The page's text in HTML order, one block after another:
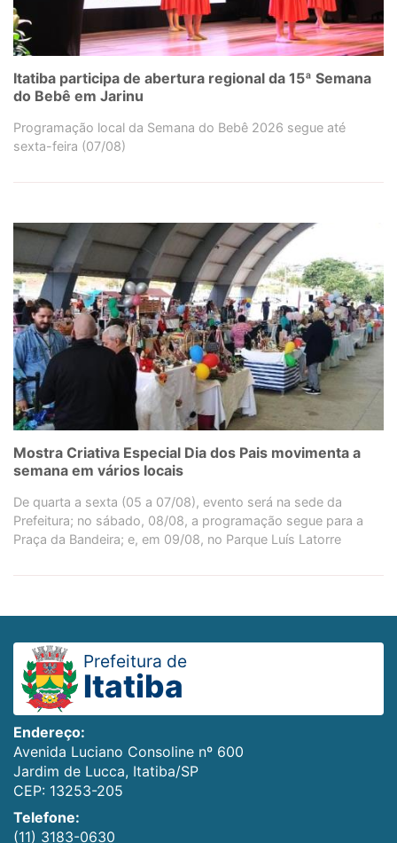
Itatiba participa de abertura regional da 15ª Semana
do Bebê em Jarinu
Programação local da Semana do Bebê 2026 segue até
sexta-feira (07/08)
Mostra Criativa Especial Dia dos Pais movimenta a
semana em vários locais
De quarta a sexta (05 a 07/08), evento será na sede da
Prefeitura; no sábado, 08/08, a programação segue para a
Praça da Bandeira; e, em 09/08, no Parque Luís Latorre
Prefeitura de
Itatiba
Endereço:
Avenida Luciano Consoline nº 600
Jardim de Lucca, Itatiba/SP
CEP: 13253-205
Telefone:
(11) 3183-0630